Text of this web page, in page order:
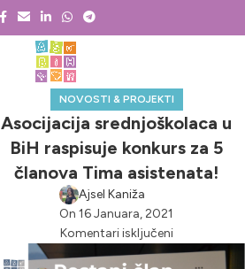
NOVOSTI & PROJEKTI
Asocijacija srednjoškolaca u
BiH raspisuje konkurs za 5
članova Tima asistenata!
Ajsel Kaniža
On 16 Januara, 2021
Komentari isključeni